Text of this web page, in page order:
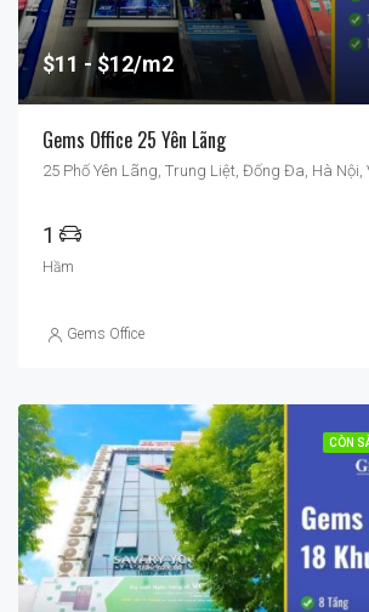
$11 $12/m2
Gems Office 25 Yên Lãng
25 Phố Yên Lãng, Trung Liệt, Đống Đa, Hà Nội,
1
Hầm
Gems Office
CÒN